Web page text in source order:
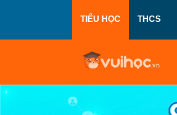
TIỂU HỌC THCS